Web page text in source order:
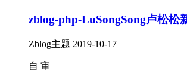
zblog-php-LuSongSong卢松松
Zblog主题 2019-10-17
自 审